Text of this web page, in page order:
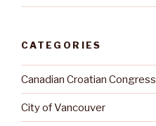
CATEGORIES
Canadian Croatian Congress
City of Vancouver